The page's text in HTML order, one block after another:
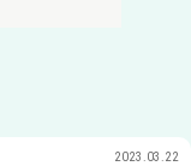
2023.03.22